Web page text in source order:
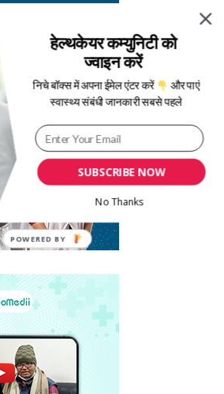
SUBSCRIBE NOW
हेल्थकेयर कम्युनिटी को
ज्वाइन करें
निचे बॉक्स में अपना ईमेल एंटर करें
और पाएं
स्वास्थ्य संबंधी जानकारी सबसे पहले
No Thanks
POWERED BY